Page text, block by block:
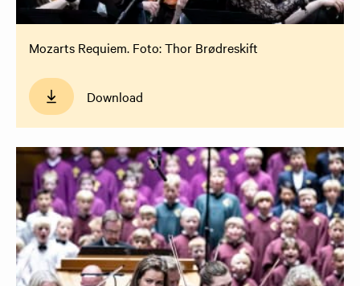
Mozarts Requiem. Foto: Thor Brødreskift
Download